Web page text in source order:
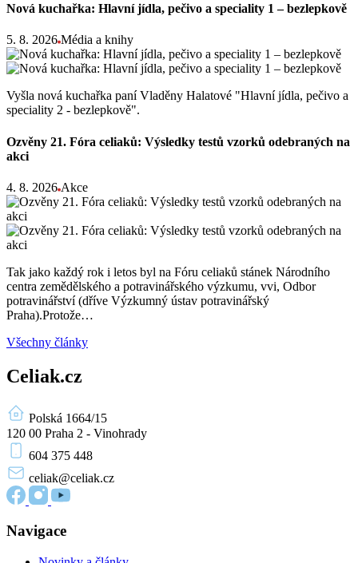
Nová kuchařka: Hlavní jídla, pečivo a speciality 1 – bezlepkově
5. 8. 2026 Média a knihy
Vyšla nová kuchařka paní Vladěny Halatové "Hlavní jídla, pečivo a
speciality 2 - bezlepkově".
Ozvěny 21. Fóra celiaků: Výsledky testů vzorků odebraných na
akci
4. 8. 2026 Akce
Tak jako každý rok i letos byl na Fóru celiaků stánek Národního
centra zemědělského a potravinářského výzkumu, vvi, Odbor
potravinářství (dříve Výzkumný ústav potravinářský
Praha).Protože…
Všechny články
Celiak.cz
Polská 1664/15
120 00 Praha 2 - Vinohrady
604 375 448
celiak@celiak.cz
Navigace